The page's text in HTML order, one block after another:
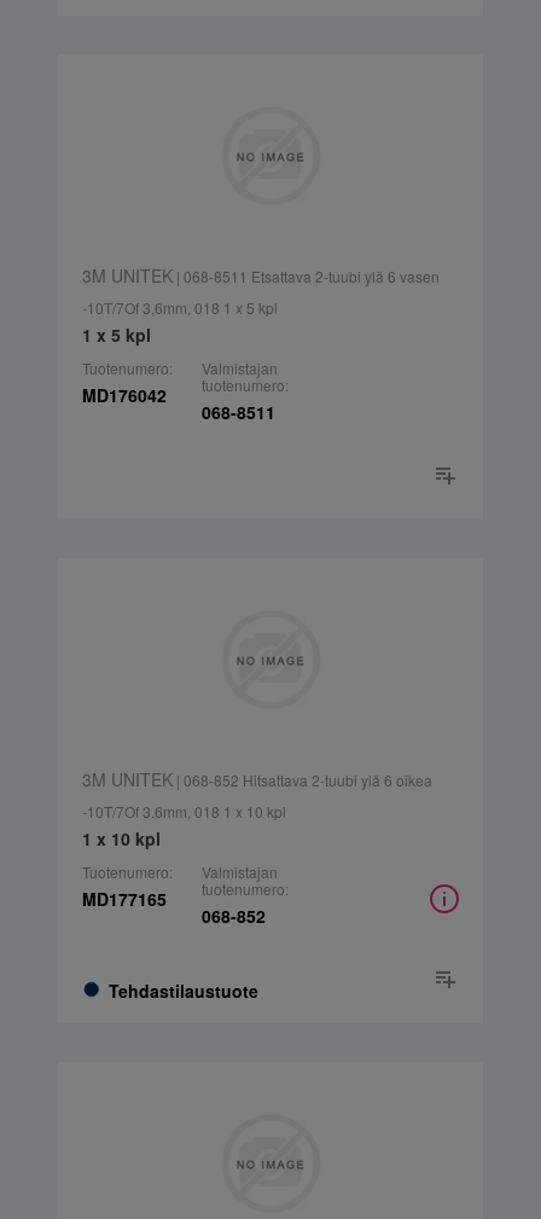
3M UNITEK| 068-8511 Etsattava 2-tuubi ylä 6 vasen
-10T/7Of 3,6mm, 018 1 x 5 kpl
1 x 5 kpl
Tuotenumero:
MD176042
Valmistajan
tuotenumero:
068-8511
3M UNITEK| 068-852 Hitsattava 2-tuubi ylä 6 oikea
-10T/7Of 3.6mm, 018 1 x 10 kpl
1 x 10 kpl
Tuotenumero:
MD177165
Tehdastilaustuote
Valmistajan
tuotenumero:
068-852